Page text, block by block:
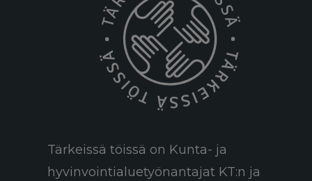
Tärkeissä töissä on Kunta- ja
hyvinvointialuetyönantajat KT:n ja